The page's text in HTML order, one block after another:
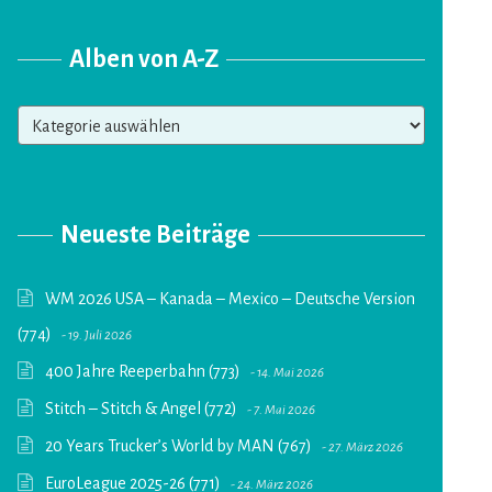
Alben von A-Z
Alben
von
Neueste Beiträge
WM 2026 USA – Kanada – Mexico – Deutsche Version
(774)
19. Juli 2026
400 Jahre Reeperbahn (773) 14. Mai 2026
Stitch – Stitch & Angel (772) 7. Mai 2026
20 Years Trucker’s World by MAN (767) 27. März 2026
EuroLeague 2025-26 (771) 24. März 2026